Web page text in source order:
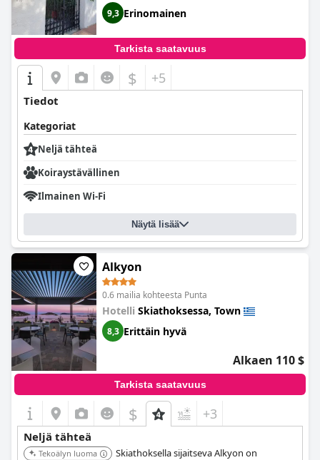
9,3 Erinomainen
Tarkista saatavuus
$ +5
Tiedot
Kategoriat
Neljä tähteä
Koiraystävällinen
Ilmainen Wi-Fi
Näytä lisää
Alkyon
0.6 mailia kohteesta Punta
Hotelli Skiathoksessa, Town
8,3 Erittäin hyvä
Alkaen 110 $
Tarkista saatavuus
$ +3
Neljä tähteä
Tekoälyn luoma
Skiathoksella sijaitseva Alkyon on